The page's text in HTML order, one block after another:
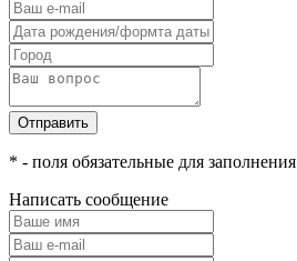
Отправить
* - поля обязательные для заполнения
Написать сообщение